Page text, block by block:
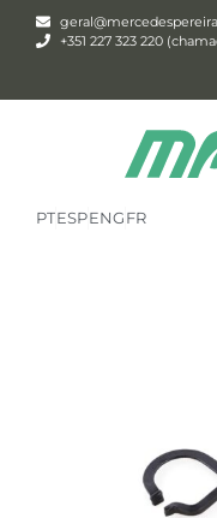
+351 227 323 220
PTESPENGFR